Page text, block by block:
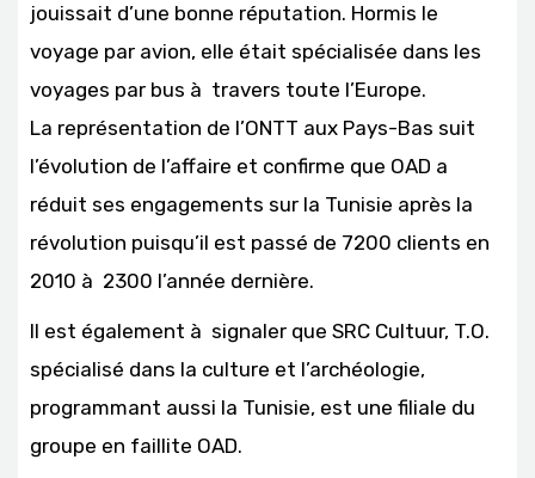
jouissait d’une bonne réputation. Hormis le
voyage par avion, elle était spécialisée dans les
voyages par bus à travers toute l’Europe.
La représentation de l’ONTT aux Pays-Bas suit
l’évolution de l’affaire et confirme que OAD a
réduit ses engagements sur la Tunisie après la
révolution puisqu’il est passé de 7200 clients en
2010 à 2300 l’année dernière.
Il est également à signaler que SRC Cultuur, T.O.
spécialisé dans la culture et l’archéologie,
programmant aussi la Tunisie, est une filiale du
groupe en faillite OAD.